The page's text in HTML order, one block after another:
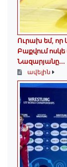
Ուրախ եմ, որ
Բաքվում
Նազարյանը...
ավելին